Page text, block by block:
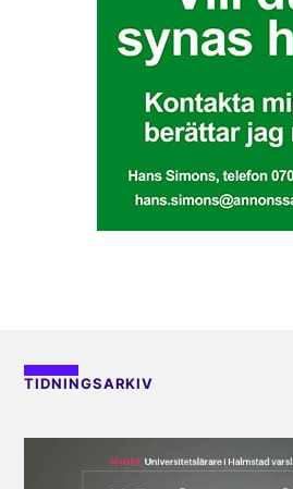
TIDNINGSARKIV